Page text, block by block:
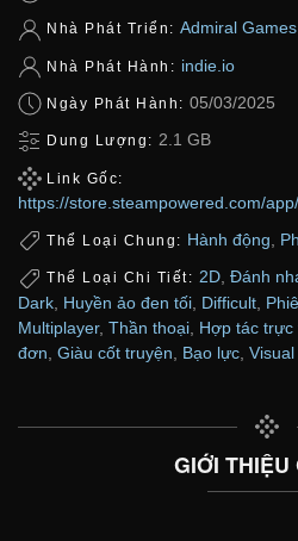
Nhà Phát Triển: Admiral Games
Nhà Phát Hành: indie.io
Ngày Phát Hành: 05/03/2025
Dung Lượng: 2.1 GB
Link Gốc:
https://store.steampowered.com/
Thể Loại Chung: Hành động
Thể Loại Chi Tiết: 2D, Đánh
Dark Huyền ảo đen tối Difficult
Multiplayer, Thần thoại Hợp tác trực
đơn Giàu cốt truyện Bạo lực
GIỚI THIỆU